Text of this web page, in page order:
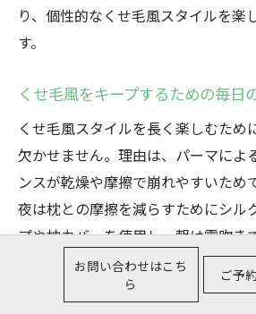
り、個性的なくせ毛風スタイルを楽
す。
くせ毛風をキープするための毎日
くせ毛風スタイルを長く楽しむため
欠かせません。理由は、パーマによ
ンスが乾燥や摩擦で崩れやすいため
夜は枕との摩擦を減らすためにシル
プや枕カバーを使用し、朝は霧吹き
からスタイリング剤をなじませまし
ティンを続けることで、イージード
お問い合わせはこち
ら
ご予